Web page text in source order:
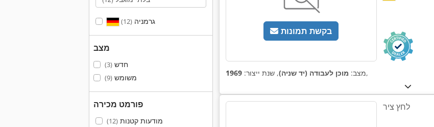
גרמניה(12)
מצב
חדש(3)
משומש(9)
פורמט מכירה
מודעות קטנות(12)
בקשת תמונות
מצב: מוכן לעבודה (יד שניה), שנת ייצור: 1969 ,
לחץ ציר